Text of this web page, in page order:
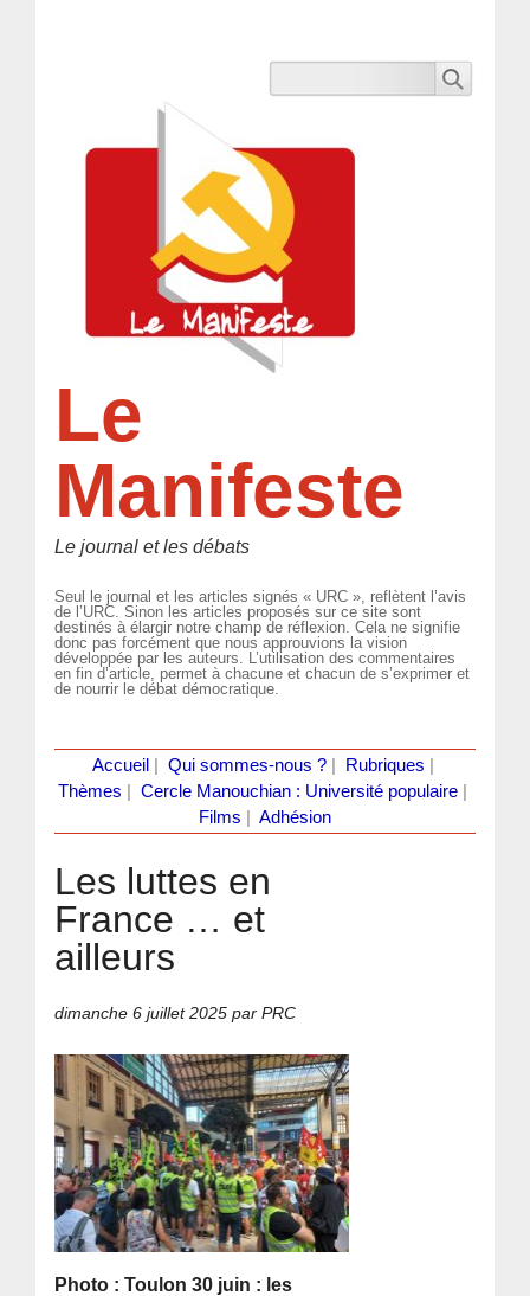
Le
Manifeste
Le journal et les débats
Seul le journal et les articles signés « URC », reflètent l’avis
de l’URC. Sinon les articles proposés sur ce site sont
destinés à élargir notre champ de réflexion. Cela ne signifie
donc pas forcément que nous approuvions la vision
développée par les auteurs. L’utilisation des commentaires
en fin d’article, permet à chacune et chacun de s’exprimer et
de nourrir le débat démocratique.
Accueil Qui sommes-nous ?| Rubriques
Thèmes
Cercle Manouchian : Université populaire
Films
Adhésion
Les luttes en
France … et
ailleurs
dimanche 6 juillet 2025 par PRC
Photo : Toulon 30 juin : les